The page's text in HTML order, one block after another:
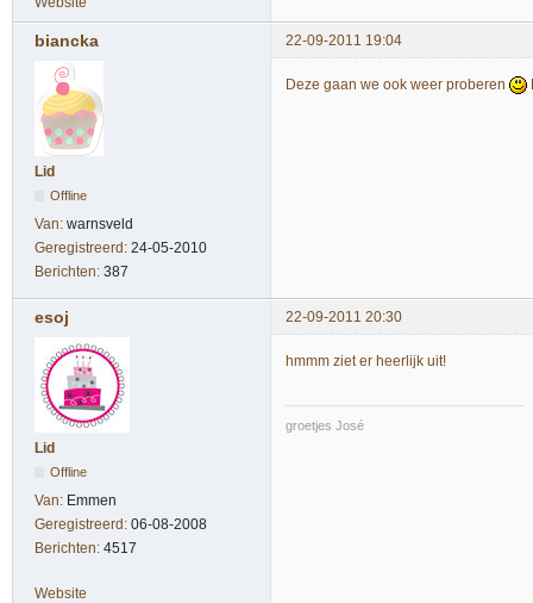
biancka 22-09-2011 19:04
Lid
Offline
Van: warnsveld
Geregistreerd: 24-05-2010
Berichten: 387
Deze gaan we ook weer proberen
esoj 22-09-2011 20:30
Lid
Offline
Van: Emmen
Geregistreerd: 06-08-2008
Berichten: 4517
hmmm ziet er heerlijk uit!
groetjes José
Website